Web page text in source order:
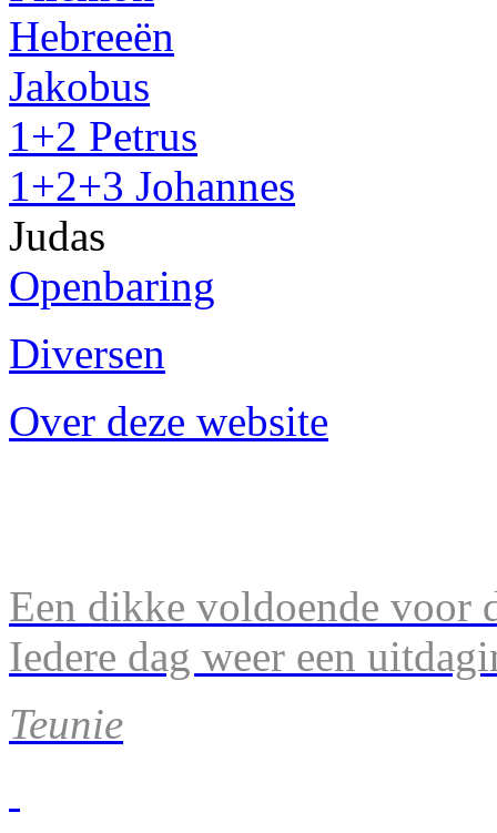
Hebreeën
Jakobus
1+2 Petrus
1+2+3 Johannes
Judas
Openbaring
Diversen
Over deze website
Een dikke voldoende voor
Iedere dag weer een
Teunie